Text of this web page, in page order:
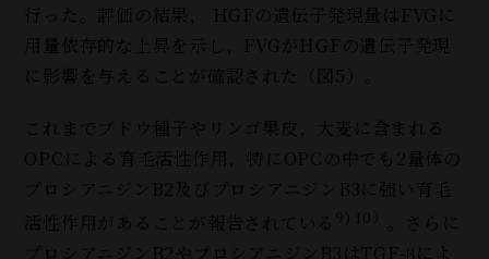
行った。評価の結果， HGFの遺伝子発現量はFVGに
用量依存的な上昇を示し，FVGがHGFの遺伝子発現
に影響を与えることが確認された（図5）。
これまでブドウ種子やリンゴ果皮，大麦に含まれる
OPCによる育毛活性作用，特にOPCの中でも2量体の
プロシアニジンB2及びプロシアニジンB3に強い育毛
活性作用があることが報告されている 9) 10）
。さらに
プロシアニジンB2やプロシアニジンB3はTGF-βによ